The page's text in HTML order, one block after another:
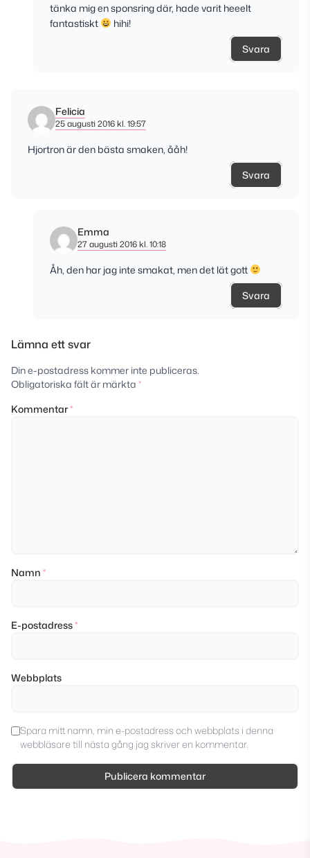
tänka mig en sponsring där, hade varit heeelt
fantastiskt
hihi!
Svara
Felicia
25 augusti 2016 kl. 19:57
Hjortron är den bästa smaken, ååh!
Svara
Emma
27 augusti 2016 kl. 10:18
Åh, den har jag inte smakat, men det lät gott
Svara
Lämna ett svar
Din e-postadress kommer inte publiceras.
Obligatoriska fält är märkta *
Kommentar*
Namn *
E-postadress*
Webbplats
Spara mitt namn, min e-postadress och webbplats i denna
webbläsare till nästa gång jag skriver en kommentar.